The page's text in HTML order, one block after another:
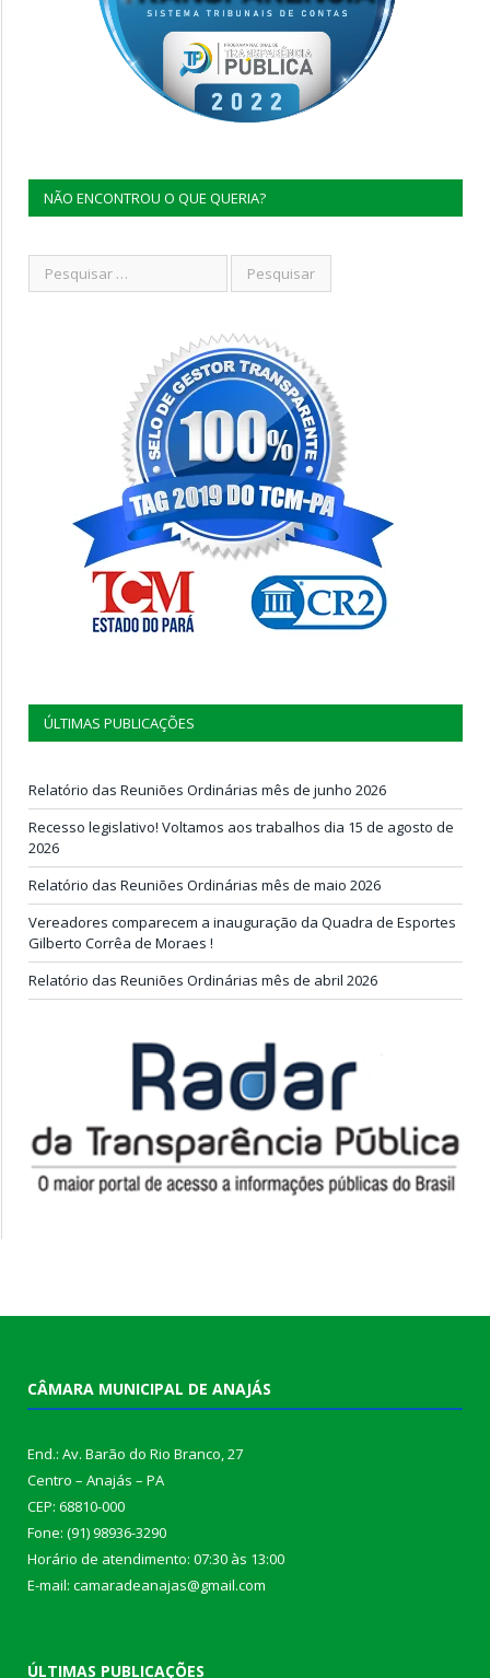
NÃO ENCONTROU O QUE QUERIA?
ÚLTIMAS PUBLICAÇÕES
Relatório das Reuniões Ordinárias mês de junho 2026
Recesso legislativo! Voltamos aos trabalhos dia 15 de agosto de
2026
Relatório das Reuniões Ordinárias mês de maio 2026
Vereadores comparecem a inauguração da Quadra de Esportes
Gilberto Corrêa de Moraes !
Relatório das Reuniões Ordinárias mês de abril 2026
CÂMARA MUNICIPAL DE ANAJÁS
End.: Av. Barão do Rio Branco, 27
Centro – Anajás – PA
CEP: 68810-000
Fone: (91) 98936-3290
Horário de atendimento: 07:30 às 13:00
E-mail: camaradeanajas@gmail.com
ÚLTIMAS PUBLICAÇÕES